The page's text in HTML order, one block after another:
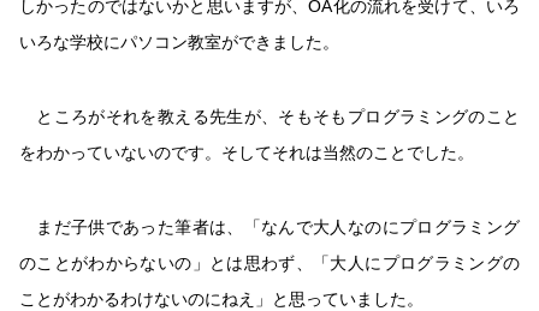
しかったのではないかと思いますが、OA化の流れを受けて、いろ
いろな学校にパソコン教室ができました。
ところがそれを教える先生が、そもそもプログラミングのこと
をわかっていないのです。そしてそれは当然のことでした。
まだ子供であった筆者は、「なんで大人なのにプログラミング
のことがわからないの」とは思わず、「大人にプログラミングの
ことがわかるわけないのにねえ」と思っていました。